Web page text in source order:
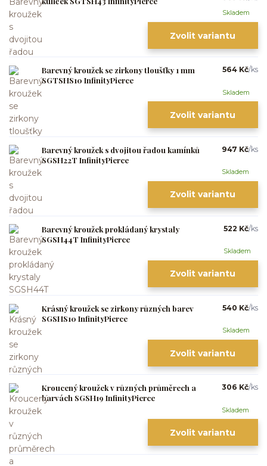
Skladem
Zvolit variantu
Barevný kroužek se zirkony tloušťky 1 mm
SGTSHS10 InfinityPierce
564 Kč/ks
Skladem
Zvolit variantu
Barevný kroužek s dvojitou řadou kamínků
SGSH22T InfinityPierce
947 Kč/ks
Skladem
Zvolit variantu
Barevný kroužek prokládaný krystaly
SGSH44T InfinityPierce
522 Kč/ks
Skladem
Zvolit variantu
Krásný kroužek se zirkony různých barev
SGSHS10 InfinityPierce
540 Kč/ks
Skladem
Zvolit variantu
Kroucený kroužek v různých průměrech a
barvách SGSH19 InfinityPierce
306 Kč/ks
Skladem
Zvolit variantu